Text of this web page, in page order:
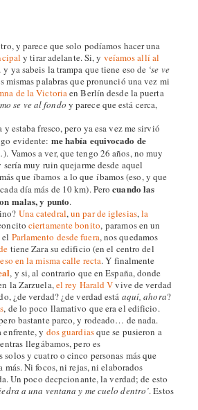
y parece que solo podíamos hacer una
y tirar adelante. Si, y veíamos allí al
ya sabeis la trampa que tiene eso de ‘se ve
mismas palabras que pronunció una vez mi
de la Victoriaen Berlín desde la puerta
se ve al fondo y parece que está cerca,
estaba fresco, pero ya esa vez me sirvió
evidente: me había equivocado de
). Vamos a ver, que tengo 26 años, no muy
muy ruin quejarme desde aquel
que íbamos a lo que íbamos (eso, y que
día más de 10 km). Perocuando las
malas, y punto.
Una catedral,un parde iglesias,la
ciertamente bonito, paramos en un
Parlamento desde fuera, nos quedamos
tiene Zara su edificio (en el centro del
en la misma calle recta. Y finalmente
, y si, al contrario que en España, donde
la Zarzuela,el rey Harald Vvive de verdad
¿de verdad? ¿de verdad está aquí, ahora?
, de lo poco llamativo que era el edificio.
bastante parco, y rodeado… de nada.
enfrente, y dos guardiasque se pusieron a
llegábamos, pero es
solos y cuatro o cinco personas más que
más. Ni focos, ni rejas, ni elaborados
Un poco decpcionante, la verdad; de esto
a una ventana y me cuelo dentro’. Estos